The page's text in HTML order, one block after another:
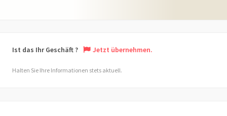
Ist das Ihr Geschäft ? Jetzt übernehmen.
Halten Sie Ihre Informationen stets aktuell.